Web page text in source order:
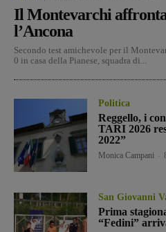
Il Montevarchi
l’Ancona
Secondo test amichevole per il
0 in casa della Pianese, squadra di...
Politica
Reggello, i
TARI 2026
2022”
Monica Campani
San Giovanni
Prima
“Fedini”